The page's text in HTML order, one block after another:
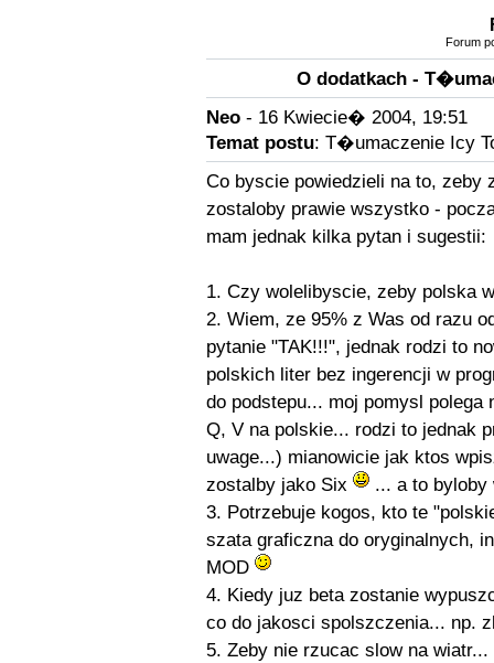
Forum
O dodatkach -
Neo- 16 Kwiecie� 2004, 19:51
Temat postu: T�umaczenie Icy
Co byscie powiedzieli na to, zeby
zostaloby prawie wszystko -
mam jednak kilka pytan i sugestii:
1. Czy wolelibyscie, zeby polska
2. Wiem, ze 95% z Was od razu
pytanie "TAK!!!", jednak rodzi to
polskich liter bez ingerencji w
do podstepu... moj pomysl polega
Q, V na polskie... rodzi to jednak
uwage...) mianowicie jak ktos
zostalby jako Six
... a to byloby
3. Potrzebuje kogos, kto te
szata graficzna do oryginalnych,
MOD
4. Kiedy juz beta zostanie
co do jakosci spolszczenia... np.
5. Zeby nie rzucac slow na